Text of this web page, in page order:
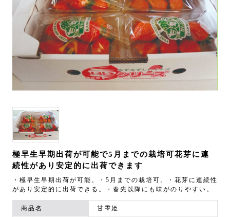
極早生早期出荷が可能で5月までの栽培可花芽に連
続性があり安定的に出荷できます
・極早生早期出荷が可能。・5月までの栽培可。・花芽に連続性
があり安定的に出荷できる。・春先以降にも味がのりやすい。
商品名 甘雫姫